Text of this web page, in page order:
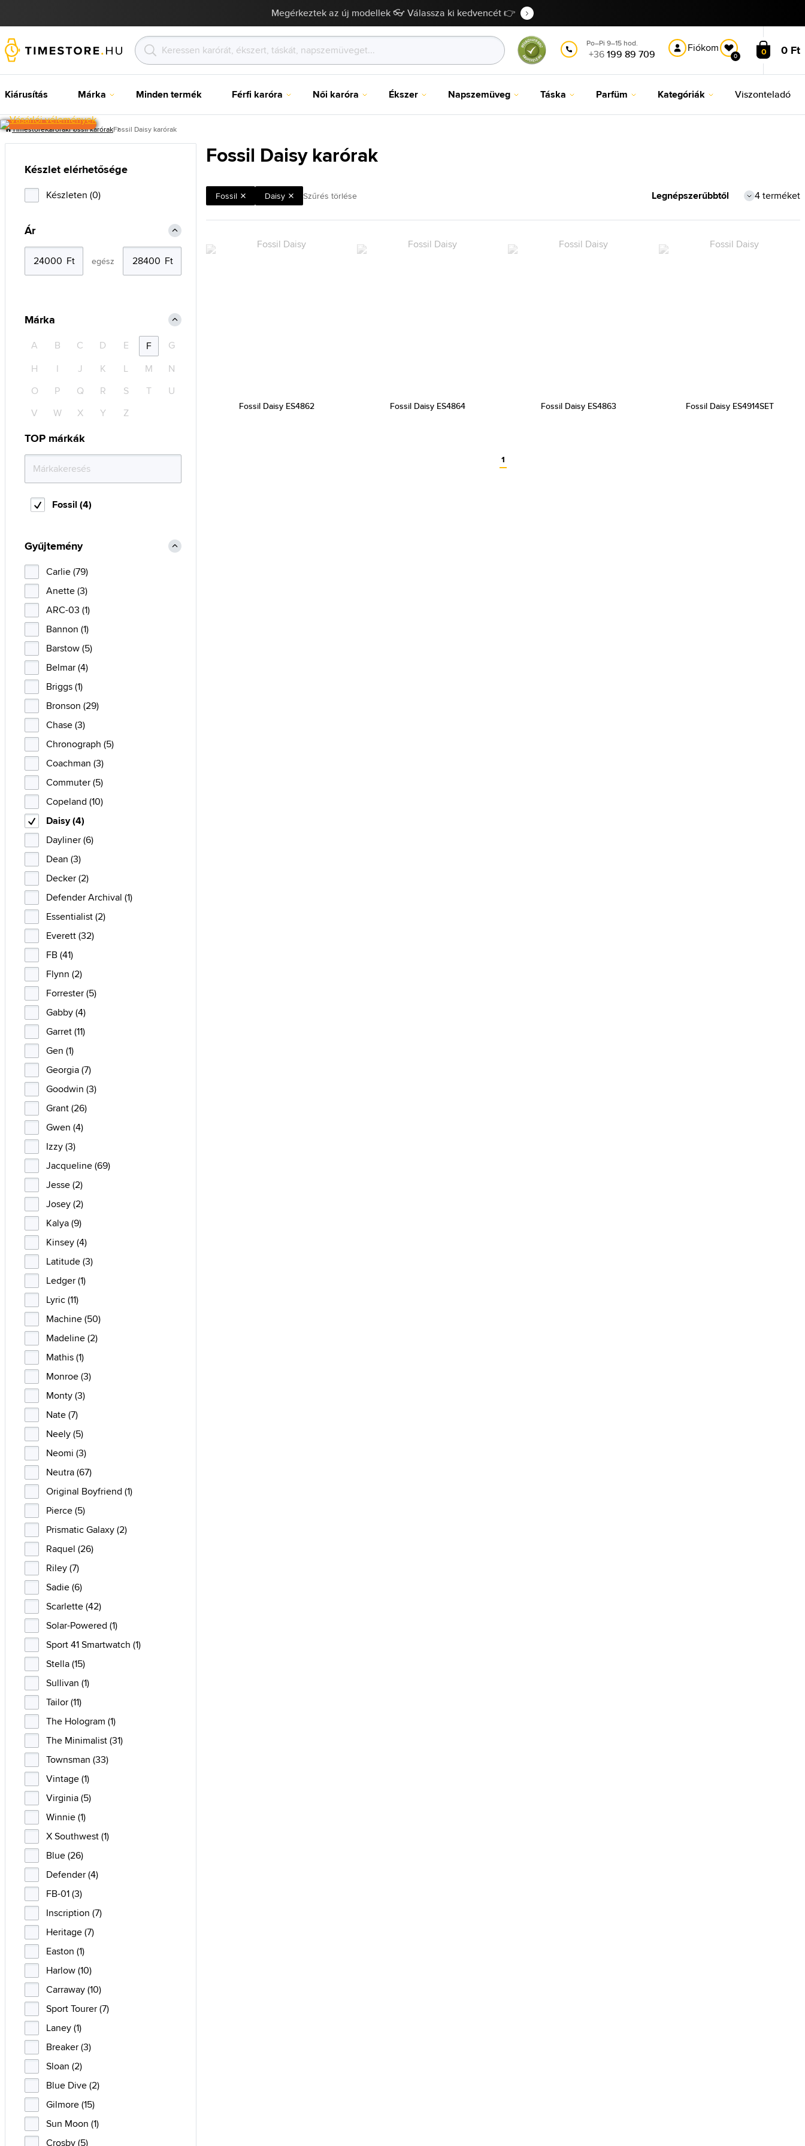
Megérkeztek az új modellek 👓 Válassza ki kedvencét 👉
Po–Pi 9–15 hod.
+36199 89 709 Fiókom
0 0 0 Ft
Kiárusítás Márka Minden termék Férfi karóra Női karóra Ékszer Napszemüveg Táska Parfüm Kategóriák Viszonteladó
TimestoreKarórakFossil karórakFossil Daisy karórak
Fossil Daisy karórak
Fossil Daisy Szűrés törlése 4 terméket
Fossil Daisy ES4862 Fossil Daisy ES4864 Fossil Daisy ES4863 Fossil Daisy ES4914SET
1
Készlet elérhetősége
Készleten (0)
Ár
egész
Márka
A B C D E F
G
H
I J K L M
N
O
P Q R S T
U
V
W X Y Z
TOP márkák
Fossil (4)
Gyűjtemény
Carlie (79)
Anette (3)
ARC-03 (1)
Bannon (1)
Barstow (5)
Belmar (4)
Briggs (1)
Bronson (29)
Chase (3)
Chronograph (5)
Coachman (3)
Commuter (5)
Copeland (10)
Daisy (4)
Dayliner (6)
Dean (3)
Decker (2)
Defender Archival (1)
Essentialist (2)
Everett (32)
FB (41)
Flynn (2)
Forrester (5)
Gabby (4)
Garret (11)
Gen (1)
Georgia (7)
Goodwin (3)
Grant (26)
Gwen (4)
Izzy (3)
Jacqueline (69)
Jesse (2)
Josey (2)
Kalya (9)
Kinsey (4)
Latitude (3)
Ledger (1)
Lyric (11)
Machine (50)
Madeline (2)
Mathis (1)
Monroe (3)
Monty (3)
Nate (7)
Neely (5)
Neomi (3)
Neutra (67)
Original Boyfriend (1)
Pierce (5)
Prismatic Galaxy (2)
Raquel (26)
Riley (7)
Sadie (6)
Scarlette (42)
Solar-Powered (1)
Sport 41 Smartwatch (1)
Stella (15)
Sullivan (1)
Tailor (11)
The Hologram (1)
The Minimalist (31)
Townsman (33)
Vintage (1)
Virginia (5)
Winnie (1)
X Southwest (1)
Blue (26)
Defender (4)
FB-01 (3)
Inscription (7)
Heritage (7)
Easton (1)
Harlow (10)
Carraway (10)
Sport Tourer (7)
Laney (1)
Breaker (3)
Sloan (2)
Blue Dive (2)
Gilmore (15)
Sun Moon (1)
Crosby (5)